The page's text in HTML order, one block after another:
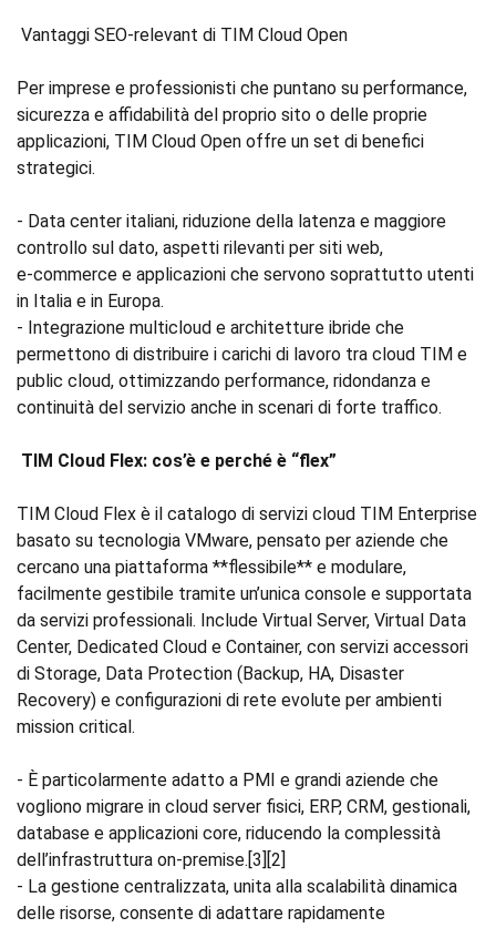
Vantaggi SEO‑relevant di TIM Cloud Open
Per imprese e professionisti che puntano su performance,
sicurezza e affidabilità del proprio sito o delle proprie
applicazioni, TIM Cloud Open offre un set di benefici
strategici.
- Data center italiani, riduzione della latenza e maggiore
controllo sul dato, aspetti rilevanti per siti web,
e‑commerce e applicazioni che servono soprattutto utenti
in Italia e in Europa.
- Integrazione multicloud e architetture ibride che
permettono di distribuire i carichi di lavoro tra cloud TIM e
public cloud, ottimizzando performance, ridondanza e
continuità del servizio anche in scenari di forte traffico.
TIM Cloud Flex: cos’è e perché è “flex”
TIM Cloud Flex è il catalogo di servizi cloud TIM Enterprise
basato su tecnologia VMware, pensato per aziende che
cercano una piattaforma **flessibile** e modulare,
facilmente gestibile tramite un’unica console e supportata
da servizi professionali. Include Virtual Server, Virtual Data
Center, Dedicated Cloud e Container, con servizi accessori
di Storage, Data Protection (Backup, HA, Disaster
Recovery) e configurazioni di rete evolute per ambienti
mission critical.
- È particolarmente adatto a PMI e grandi aziende che
vogliono migrare in cloud server fisici, ERP, CRM, gestionali,
database e applicazioni core, riducendo la complessità
dell’infrastruttura on‑premise.[3][2]
- La gestione centralizzata, unita alla scalabilità dinamica
delle risorse, consente di adattare rapidamente